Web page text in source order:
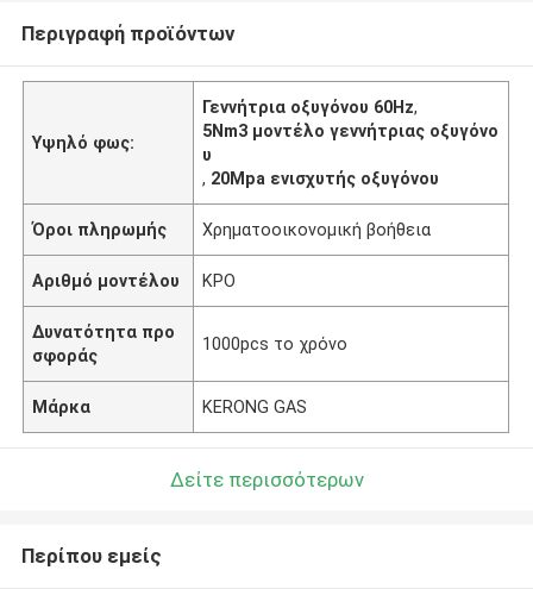
Περιγραφή προϊόντων
Υψηλό φως:
Γεννήτρια οξυγόνου 60Hz,
5Nm3 μοντέλο γεννήτριας οξυγόνο
υ
, 20Mpa ενισχυτής οξυγόνου
Όροι πληρωμής Χρηματοοικονομική βοήθεια
Αριθμό μοντέλου ΚΡΟ
Δυνατότητα προ
σφοράς
1000pcs το χρόνο
Μάρκα KERONG GAS
Δείτε περισσότερων
Περίπου εμείς